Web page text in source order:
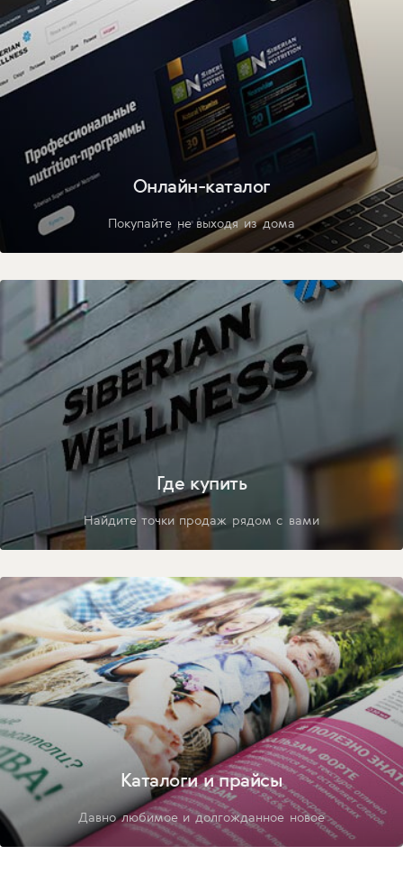
Онлайн-каталог
Покупайте не выходя из дома
Где купить
Найдите точки продаж рядом с вами
Каталоги и прайсы
Давно любимое и долгожданное новое